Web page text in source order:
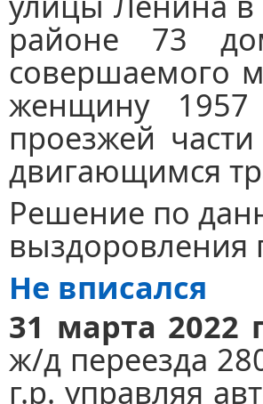
районе 73
совершаемого
женщину 1957
проезжей
двигающимся
Решение по
выздоровления
Не вписался
31 марта 2022
ж/д переезда
г.р. управляя